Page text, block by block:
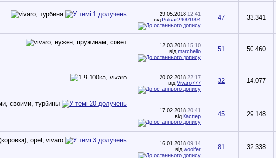
29.05.2018 12:41
від Pulsar24091994 47 33.341
12.03.2018 15:10
від marchello 51 50.460
20.02.2018 22:17
від Vivaro777 32 14.077
17.02.2018 20:41
від Каспер 45 29.148
16.01.2018 09:14
від woolfer 81 32.338